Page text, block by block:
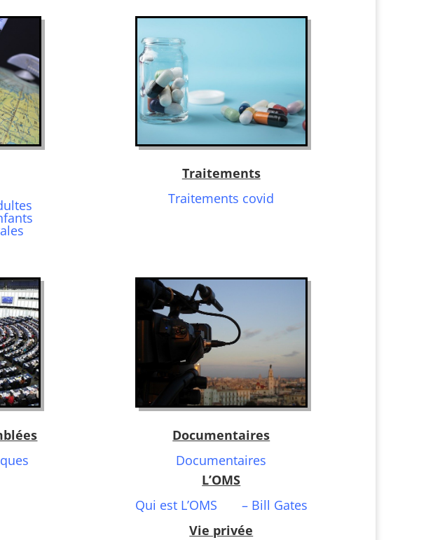
Traitements
Traitements covid
Documentaires
Documentaires
L’OMS
Qui est L’OMS – Bill Gates
Vie privée